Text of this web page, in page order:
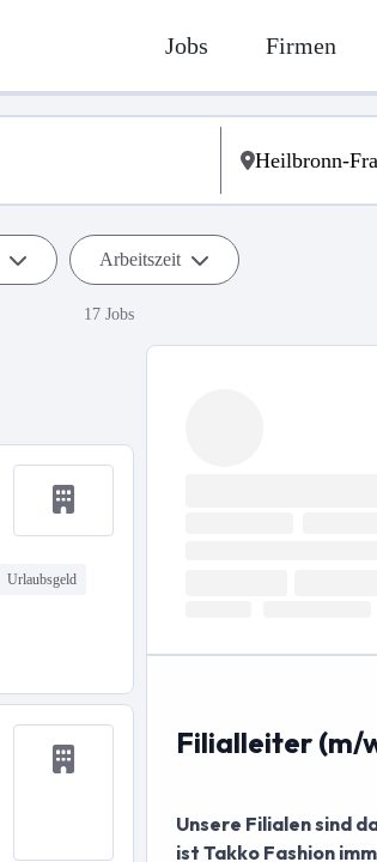
Jobs Firmen
Arbeitszeit
17 Jobs
Urlaubsgeld